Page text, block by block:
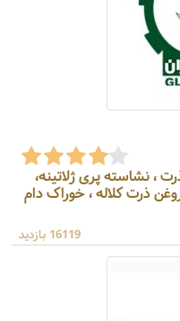
، نشاسته پری ژلاتینه،
کاتیونیک، نشاسته اکسید، روغن ذرت کلاله ، خوراک دام
16119 بازدید